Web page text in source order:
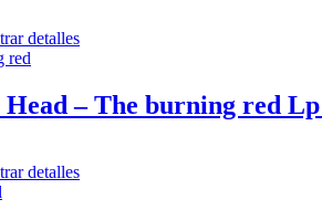
detalles
– The burning red
detalles